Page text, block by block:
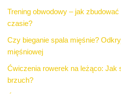
Trening obwodowy – jak
czasie?
Czy bieganie spala mięśnie?
mięśniowej
Ćwiczenia rowerek na leżąco: Jak
brzuch?